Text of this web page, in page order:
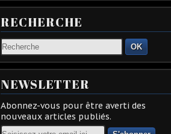
RECHERCHE
OK
NEWSLETTER
Abonnez-vous pour être averti des
nouveaux articles publiés.
Email